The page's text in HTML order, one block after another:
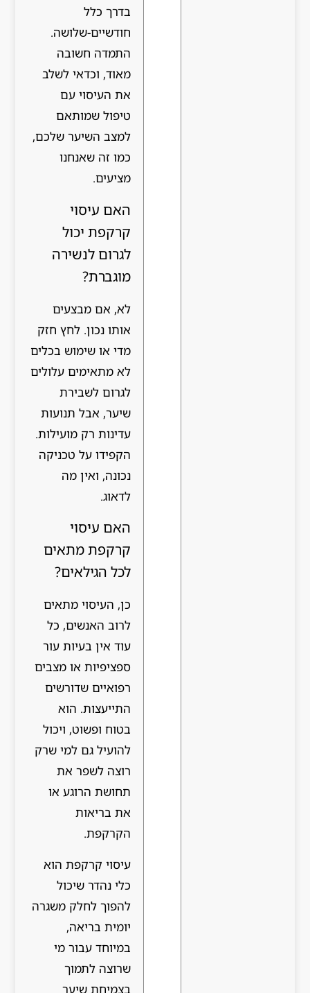
בדרך כלל
חודשיים-שלושה.
התמדה חשובה
מאוד, וכדאי לשלב
את העיסוי עם
טיפול שמותאם
למצב השיער שלכם,
כמו זה שאנחנו
מציעים.
האם עיסוי
קרקפת יכול
לגרום לנשירה
מוגברת?
לא, אם מבצעים
אותו נכון. לחץ חזק
מדי או שימוש בכלים
לא מתאימים עלולים
לגרום לשבירת
שיער, אבל תנועות
עדינות רק מועילות.
הקפידו על טכניקה
נכונה, ואין מה
לדאוג.
האם עיסוי
קרקפת מתאים
לכל הגילאים?
כן, העיסוי מתאים
לרוב האנשים, כל
עוד אין בעיות עור
ספציפיות או מצבים
רפואיים שדורשים
התייעצות. הוא
בטוח ופשוט, ויכול
להועיל גם למי שרק
רוצה לשפר את
תחושת הרוגע או
את בריאות
הקרקפת.
עיסוי קרקפת הוא
כלי נהדר שיכול
להפוך לחלק משגרה
יומית בריאה,
במיוחד עבור מי
שרוצה לתמוך
בצמיחת שיער